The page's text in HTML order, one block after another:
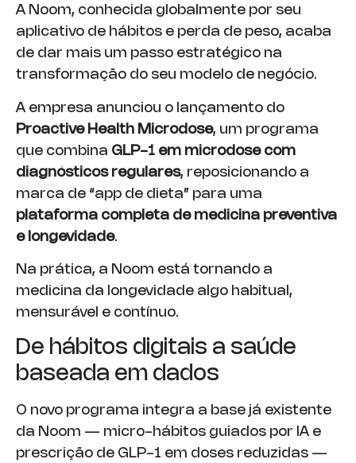
A Noom, conhecida globalmente por seu
aplicativo de hábitos e perda de peso, acaba
de dar mais um passo estratégico na
transformação do seu modelo de negócio.
A empresa anunciou o lançamento do
Proactive Health Microdose, um programa
que combina GLP-1 em microdose com
diagnósticos regulares, reposicionando a
marca de “app de dieta” para uma
plataforma completa de medicina preventiva
e longevidade.
Na prática, a Noom está tornando a
medicina da longevidade algo habitual,
mensurável e contínuo.
De hábitos digitais a saúde
baseada em dados
O novo programa integra a base já existente
da Noom — micro-hábitos guiados por IA e
prescrição de GLP-1 em doses reduzidas —